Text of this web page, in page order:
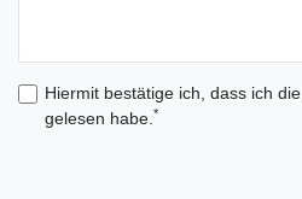
Hiermit bestätige ich, dass ich die
gelesen habe. *